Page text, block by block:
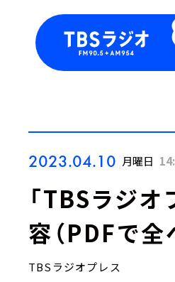
2023.04.10 月曜日
「TBSラジ
容（PDFで全
TBSラジオプレス